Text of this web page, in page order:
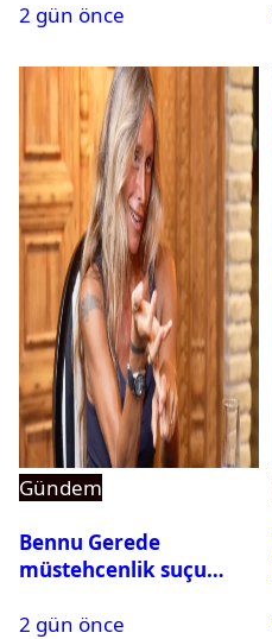
2 gün önce
Gündem
Bennu Gerede
müstehcenlik suçu
alındı
2 gün önce